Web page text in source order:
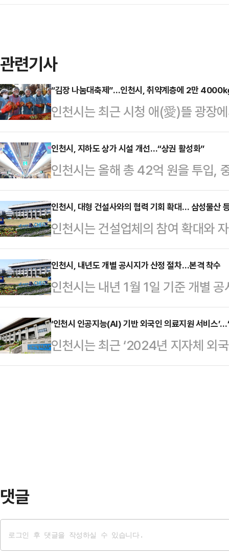
관련기사
“김장 나눔대축제”…인천시, 취약계층에 2만 4000
인천시는 최근 시청 애(愛)뜰 광장
밝혔다.올해 11회를 맞은 이번 행
담근 김치 2만 4203㎏을 4015개
전달했다.김장 비용은 인천시 공무
트·신한은행·포스코이앤씨 등 13
천시장은 “이번 '김장 나눔대축제'
가 더욱 크다”며 “김장 김치가 어
란다”고 말했…
인천시, 지하도 상가 시설 개선…“상권 활성화”
인천시는 올해 총 42억 원을 투입,
후 시설을 개선했다고 22일 밝혔다
보수 이후 약 20년이 넘어 잦은 고
왔다.시는 지난 2022년 ‘인천지하
도 ‘지하도상가 에스컬레이터 정밀
해 단계적으로 시설 개선을 진행하
인현·신 부평·배다리 등 지하도상
민 지하도상…
인천시, 대형 건설사와의 협력 기회 확대… 삼성물산
인천시는 건설업체의 참여 확대와
기 위해 ‘2024년 협력업체 만남의
수 동춘동 라마다 호텔에서 열린 이
21개 사와 인천지역 건설사 100여
참석했다.인천의 건설업 규모는
이어 전국 3위를 기록하며 빠르게
성상 기술과 자본이 풍부한 서울 및
면하…
인천시, 내년도 개별 공시지가 산정 절차…본격 착수
인천시는 내년 1월 1일 기준 개별
약 63만 필지에 대한 토지 특성을
토지 관련 국세 및 지방세 부과의
과 기준으로도 사용된다.이번 조사
축물대장 등 공적 장부와 인허가 자
‘인천시 인공지능(AI) 기반 외국인 의료지원 서비스
인천시는 최근 ‘2024년 지자체 외
공지능(AI) 기반 외국인 의료지원
댓글